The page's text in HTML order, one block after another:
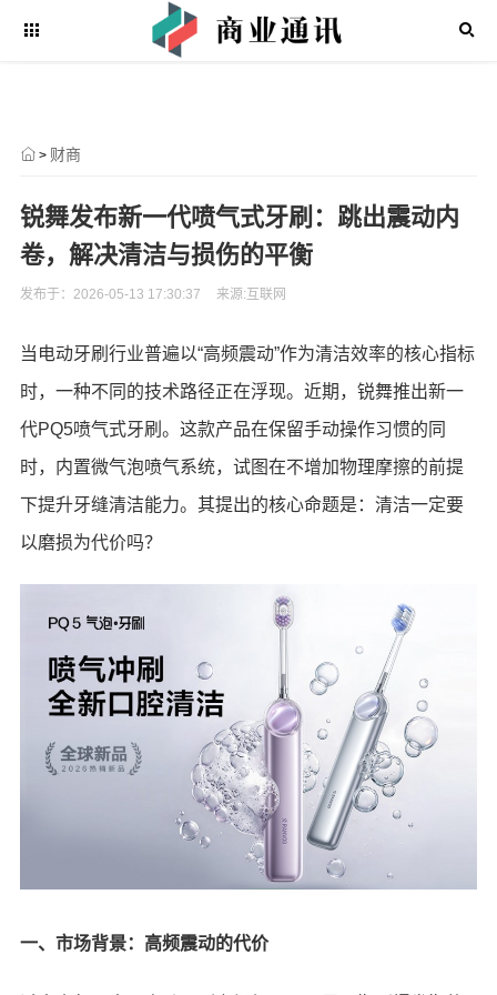
> 财商
锐舞发布新一代喷气式牙刷：跳出震动内
卷，解决清洁与损伤的平衡
发布于：2026-05-13 17:30:37 来源:互联网
当电动牙刷行业普遍以“高频震动”作为清洁效率的核心指标
时，一种不同的技术路径正在浮现。近期，锐舞推出新一
代PQ5喷气式牙刷。这款产品在保留手动操作习惯的同
时，内置微气泡喷气系统，试图在不增加物理摩擦的前提
下提升牙缝清洁能力。其提出的核心命题是：清洁一定要
以磨损为代价吗？
一、市场背景：高频震动的代价